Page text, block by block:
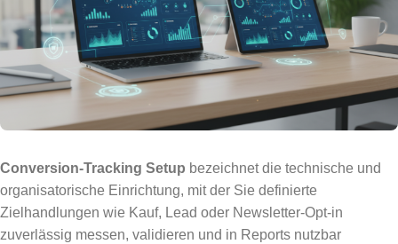
Conversion-Tracking Setup bezeichnet die technische und
organisatorische Einrichtung, mit der Sie definierte
Zielhandlungen wie Kauf, Lead oder Newsletter-Opt-in
zuverlässig messen, validieren und in Reports nutzbar